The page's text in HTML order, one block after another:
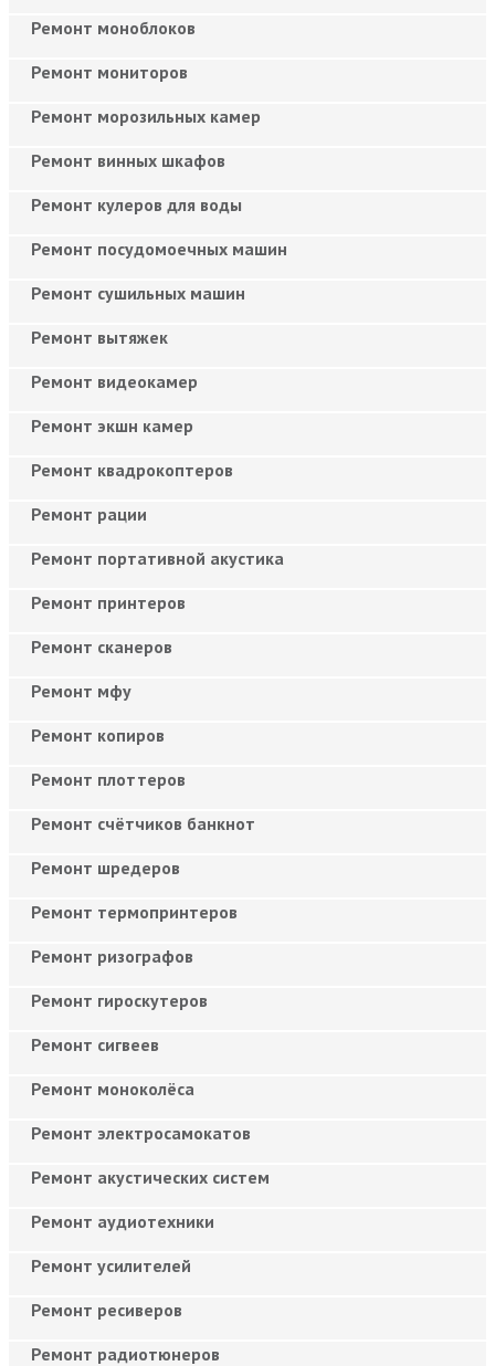
Ремонт моноблоков
Ремонт мониторов
Ремонт морозильных камер
Ремонт винных шкафов
Ремонт кулеров для воды
Ремонт посудомоечных машин
Ремонт сушильных машин
Ремонт вытяжек
Ремонт видеокамер
Ремонт экшн камер
Ремонт квадрокоптеров
Ремонт рации
Ремонт портативной акустика
Ремонт принтеров
Ремонт сканеров
Ремонт мфу
Ремонт копиров
Ремонт плоттеров
Ремонт счётчиков банкнот
Ремонт шредеров
Ремонт термопринтеров
Ремонт ризографов
Ремонт гироскутеров
Ремонт сигвеев
Ремонт моноколёса
Ремонт электросамокатов
Ремонт акустических систем
Ремонт аудиотехники
Ремонт усилителей
Ремонт ресиверов
Ремонт радиотюнеров